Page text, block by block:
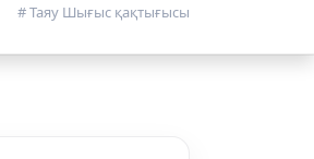
# Таяу Шығыс қақтығысы